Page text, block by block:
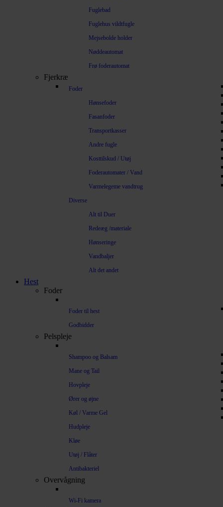
Fuglebad
Fuglehus vildtfugle
Mejsebolde holder
Nøddeautomat
Frø foderautomat
Fjerkræ
Foder
Hønsefoder
Fasanfoder
Transportkasser
Andre fugle
Kosttilskud / Utøj
Foderautomater / Vand
Varmelegeme vandtrug
Diverse
Alt til Duer
Redeæg /materiale
Hønseringe
Vandbaljer
Alt det andet
Hest
Foder
Foder til hest
Godbidder
Pelspleje
Shampoo og Balsam
Mane og Tail
Hovpleje
Ører og øjne
Køl / Varme Gel
Hudpleje
Kløe
Utøj / Flåter
Antibakteriel
Overvågning
Wi-Fi kamera